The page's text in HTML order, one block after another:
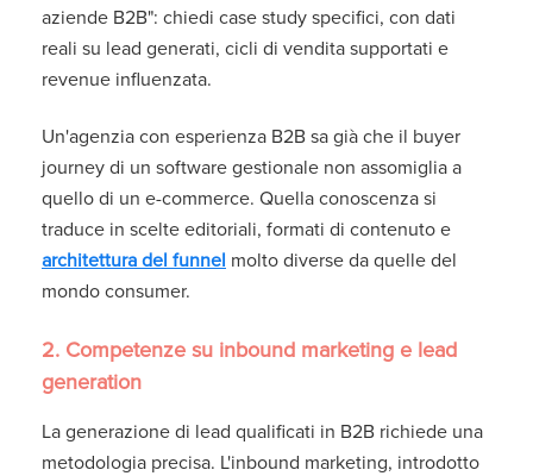
aziende B2B": chiedi case study specifici, con dati
reali su lead generati, cicli di vendita supportati e
revenue influenzata.
Un'agenzia con esperienza B2B sa già che il buyer
journey di un software gestionale non assomiglia a
quello di un e-commerce. Quella conoscenza si
traduce in scelte editoriali, formati di contenuto e
architettura del funnel molto diverse da quelle del
mondo consumer.
2. Competenze su inbound marketing e lead
generation
La generazione di lead qualificati in B2B richiede una
metodologia precisa. L'inbound marketing, introdotto